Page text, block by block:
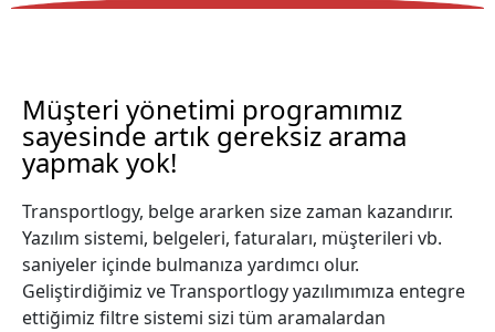
Müşteri yönetimi programımız
sayesinde artık gereksiz arama
yapmak yok!
Transportlogy, belge ararken size zaman kazandırır.
Yazılım sistemi, belgeleri, faturaları, müşterileri vb.
saniyeler içinde bulmanıza yardımcı olur.
Geliştirdiğimiz ve Transportlogy yazılımımıza entegre
ettiğimiz filtre sistemi sizi tüm aramalardan